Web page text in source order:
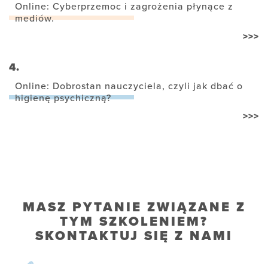
Online: Cyberprzemoc i zagrożenia płynące z
mediów.
>>>
4.
Online: Dobrostan nauczyciela, czyli jak dbać o
higienę psychiczną?
>>>
MASZ PYTANIE ZWIĄZANE Z
TYM SZKOLENIEM?
SKONTAKTUJ SIĘ Z NAMI